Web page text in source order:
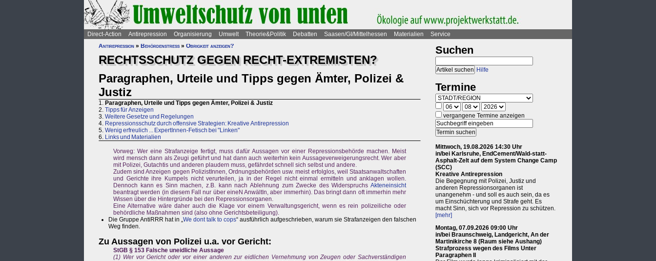
Direct-Action Antirepression Organisierung Umwelt Theorie&Politik Debatten Saasen/GI/Mittelhessen Materialien
Service
Antirepression » Behördenstress » Obrigkeit anzeigen?
RECHTSSCHUTZ GEGEN RECHT-EXTREMISTEN?
Paragraphen, Urteile und Tipps gegen Ämter, Polizei &
Justiz
1. Paragraphen, Urteile und Tipps gegen Ämter, Polizei & Justiz
2. Tipps für Anzeigen
3. Weitere Gesetze und Regelungen
4. Repressionsschutz durch offensive Strategien: Kreative Antirepression
5. Wenig erfreulich ... ExpertInnen-Fetisch bei "Linken"
6. Links und Materialien
Vorweg: Wer eine Strafanzeige fertigt, muss dafür Aussagen vor einer Repressionsbehörde machen. Meist
wird mensch dann als Zeugi geführt und hat dann auch weiterhin kein Aussageverweigerungsrecht. Wer aber
mit Polizei, Gutachtis und anderen plaudern muss, gefährdet schnell sich selbst und andere.
Zudem sind Anzeigen gegen PolizistInnen, Ordnungsbehörden usw. meist erfolglos, weil Staatsanwaltschaften
und Gerichte ihre Kumpels nicht verurteilen, ja in der Regel nicht einmal ermitteln und anklagen wollen.
Dennoch kann es Sinn machen, z.B. kann nach Ablehnung zum Zwecke des Widerspruchs Akteneinsicht
beantragt werden (in diesem Fall nur über eineN AnwältIn, aber immerhin). Das bringt dann oft immerhin mehr
Wissen über die Hintergründe bei den Repressionsorganen.
Eine Alternative wäre daher auch die Klage vor einem Verwaltungsgericht, wenn es rein polizeiliche oder
behördliche Maßnahmen sind (also ohne Gerichtsbeteiligung).
Die Gruppe AntiRRR hat in „We dont talk to cops“ ausführlich aufgeschrieben, warum sie Strafanzeigen den falschen
Weg finden.
Zu Aussagen von Polizei u.a. vor Gericht:
StGB § 153 Falsche uneidliche Aussage
(1) Wer vor Gericht oder vor einer anderen zur eidlichen Vernehmung von Zeugen oder Sachverständigen
Suchen
Hilfe
Termine
vergangene Termine anzeigen
Mittwoch, 19.08.2026 14:30 Uhr
in/bei Karlsruhe, EndCement/Wald-statt-
Asphalt-Zelt auf dem System Change Camp
(SCC)
Kreative Antirepression
Die Begegnung mit Polizei, Justiz und
anderen Repressionsorganen ist
unangenehm - und soll es auch sein, da es
um Einschüchterung und Strafe geht. Es
macht Sinn, sich vor Repression zu schützen.
[mehr]
Montag, 07.09.2026 09:00 Uhr
in/bei Braunschweig, Landgericht, An der
Martinikirche 8 (Raum siehe Aushang)
Strafprozess wegen des Films Unter
Paragraphen II